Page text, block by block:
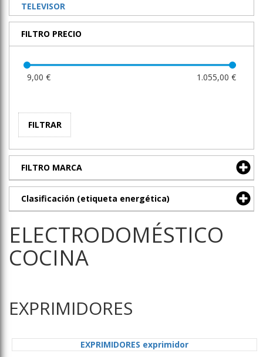
TELEVISOR
FILTRO PRECIO
9,00 € 1.055,00 €
FILTRAR
FILTRO MARCA
Clasificación (etiqueta energética)
ELECTRODOMÉSTICO
COCINA
EXPRIMIDORES
EXPRIMIDORES exprimidor